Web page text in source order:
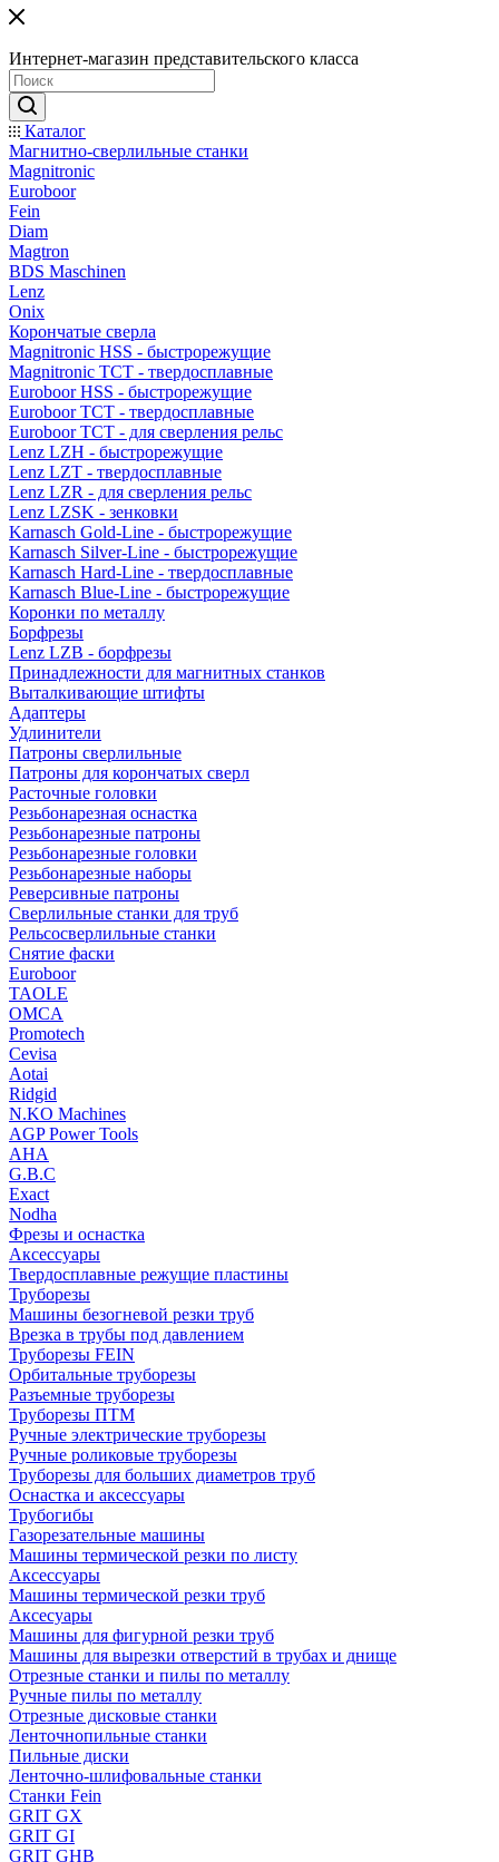
Интернет-магазин представительского класса
Каталог
Магнитно-сверлильные станки
Magnitronic
Euroboor
Fein
Diam
Magtron
BDS Maschinen
Lenz
Onix
Корончатые сверла
Magnitronic HSS - быстрорежущие
Magnitronic TCT - твердосплавные
Euroboor HSS - быстрорежущие
Euroboor TCT - твердосплавные
Euroboor TCT - для сверления рельс
Lenz LZH - быстрорежущие
Lenz LZT - твердосплавные
Lenz LZR - для сверления рельс
Lenz LZSK - зенковки
Karnasch Gold-Line - быстрорежущие
Karnasch Silver-Line - быстрорежущие
Karnasch Hard-Line - твердосплавные
Karnasch Blue-Line - быстрорежущие
Коронки по металлу
Борфрезы
Lenz LZB - борфрезы
Принадлежности для магнитных станков
Выталкивающие штифты
Адаптеры
Удлинители
Патроны сверлильные
Патроны для корончатых сверл
Расточные головки
Резьбонарезная оснастка
Резьбонарезные патроны
Резьбонарезные головки
Резьбонарезные наборы
Реверсивные патроны
Сверлильные станки для труб
Рельсосверлильные станки
Снятие фаски
Euroboor
TAOLE
OMCA
Promotech
Cevisa
Aotai
Ridgid
N.KO Machines
AGP Power Tools
AHA
G.B.C
Exact
Nodha
Фрезы и оснастка
Аксессуары
Твердосплавные режущие пластины
Труборезы
Машины безогневой резки труб
Врезка в трубы под давлением
Труборезы FEIN
Орбитальные труборезы
Разъемные труборезы
Труборезы ПТМ
Ручные электрические труборезы
Ручные роликовые труборезы
Труборезы для больших диаметров труб
Оснастка и аксессуары
Трубогибы
Газорезательные машины
Машины термической резки по листу
Аксессуары
Машины термической резки труб
Аксесуары
Машины для фигурной резки труб
Машины для вырезки отверстий в трубах и днище
Отрезные станки и пилы по металлу
Ручные пилы по металлу
Отрезные дисковые станки
Ленточнопильные станки
Пильные диски
Ленточно-шлифовальные станки
Станки Fein
GRIT GX
GRIT GI
GRIT GHB